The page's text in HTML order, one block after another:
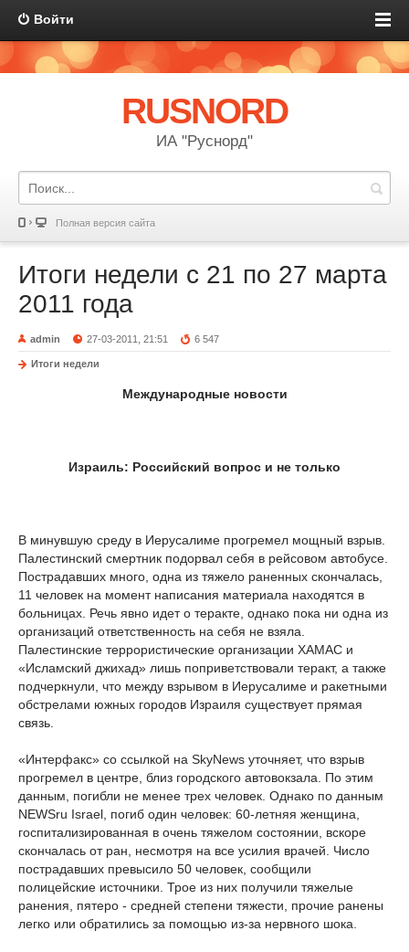
Войти
RUSNORD
ИА "Руснорд"
Полная версия сайта
Итоги недели с 21 по 27 марта
2011 года
admin 27-03-2011, 21:51 6 547
Итоги недели
Международные новости
Израиль: Российский вопрос и не только
В минувшую среду в Иерусалиме прогремел мощный взрыв.
Палестинский смертник подорвал себя в рейсовом автобусе.
Пострадавших много, одна из тяжело раненных скончалась,
11 человек на момент написания материала находятся в
больницах. Речь явно идет о теракте, однако пока ни одна из
организаций ответственность на себя не взяла.
Палестинские террористические организации ХАМАС и
«Исламский джихад» лишь поприветствовали теракт, а также
подчеркнули, что между взрывом в Иерусалиме и ракетными
обстрелами южных городов Израиля существует прямая
связь.
«Интерфакс» со ссылкой на SkyNews уточняет, что взрыв
прогремел в центре, близ городского автовокзала. По этим
данным, погибли не менее трех человек. Однако по данным
NEWSru Israel, погиб один человек: 60-летняя женщина,
госпитализированная в очень тяжелом состоянии, вскоре
скончалась от ран, несмотря на все усилия врачей. Число
пострадавших превысило 50 человек, сообщили
полицейские источники. Трое из них получили тяжелые
ранения, пятеро - средней степени тяжести, прочие ранены
легко или обратились за помощью из-за нервного шока.